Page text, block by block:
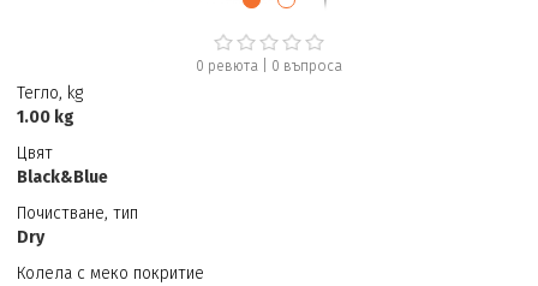
0 ревюта| 0 въпроса
Тегло, kg
1.00 kg
Цвят
Black&Blue
Почистване, тип
Dry
Колела с меко покритие